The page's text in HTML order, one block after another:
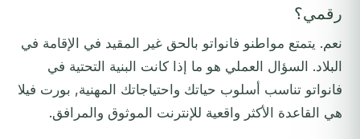
رقمي؟
نعم. يتمتع مواطنو فانواتو بالحق غير المقيد في الإقامة في
البلاد. السؤال العملي هو ما إذا كانت البنية التحتية في
فانواتو تناسب أسلوب حياتك واحتياجاتك المهنية, بورت فيلا
هي القاعدة الأكثر واقعية للإنترنت الموثوق والمرافق.